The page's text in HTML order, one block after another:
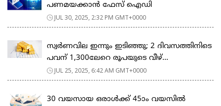
പണമയക്കാൻ ഫേസ് ഐഡി
JUL 30, 2025, 2:32 PM GMT+0000
സ്വർണവില ഇന്നും ഇടിഞ്ഞു; 2 ദിവസത്തിനിടെ
പവന് 1,300ലേറെ രൂപയുടെ വീഴ്...
JUL 25, 2025, 6:42 AM GMT+0000
30 വയസായ ഒരാൾക്ക് 45ാം വയസിൽ